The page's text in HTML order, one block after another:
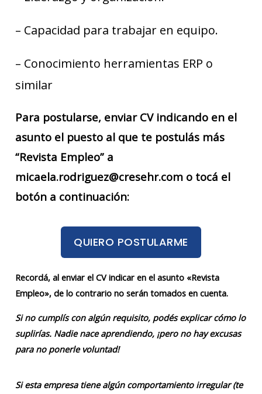
– Capacidad para trabajar en equipo.
– Conocimiento herramientas ERP o
similar
Para postularse, enviar CV indicando en el
asunto el puesto al que te postulás más
“Revista Empleo” a
micaela.rodriguez@cresehr.com o tocá el
botón a continuación:
QUIERO POSTULARME
Recordá, al enviar el CV indicar en el asunto «Revista
Empleo», de lo contrario no serán tomados en cuenta.
Si no cumplís con algún requisito, podés explicar cómo lo
suplirías. Nadie nace aprendiendo, ¡pero no hay excusas
para no ponerle voluntad!
Si esta empresa tiene algún comportamiento irregular (te